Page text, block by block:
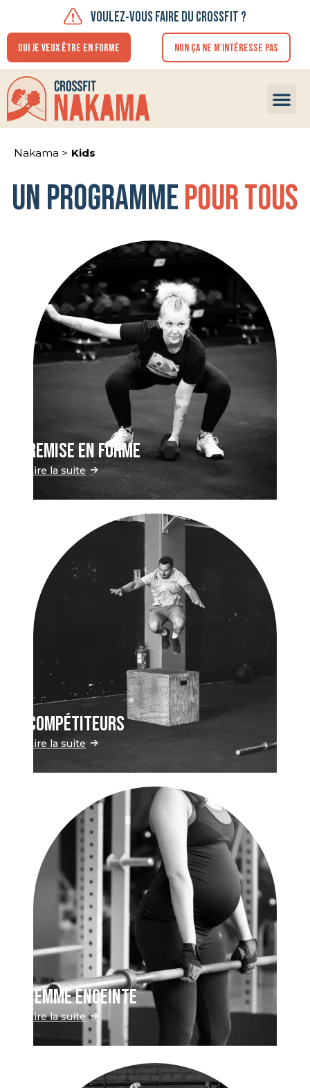
VOULEZ-VOUS FAIRE DU CROSSFIT ?
OUI JE VEUX ÊTRE EN FORME NON ÇA NE M'INTÉRESSE PAS
Nakama > Kids
Un programmepour tous
Remise en forme
Lire la suite
Compétiteurs
Lire la suite
Femme enceinte
Lire la suite